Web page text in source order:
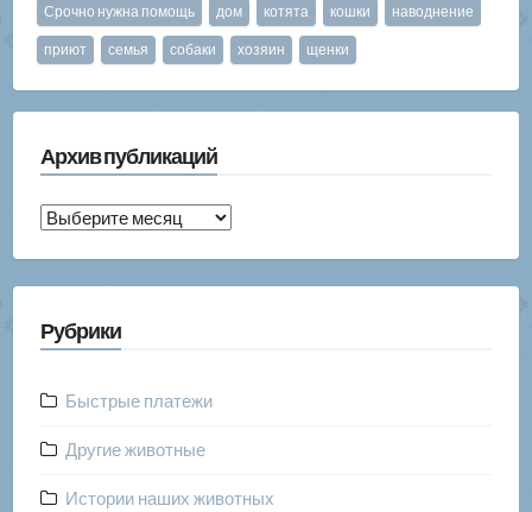
Срочно нужна помощь дом котята кошки наводнение
приют семья собаки хозяин щенки
Архив публикаций
Архив
Рубрики
Быстрые платежи
Другие животные
Истории наших животных